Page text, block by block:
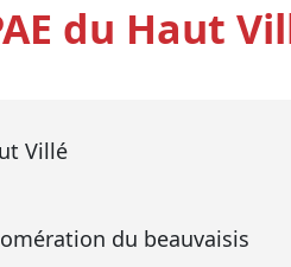
du Haut
Villé
du beauvaisis